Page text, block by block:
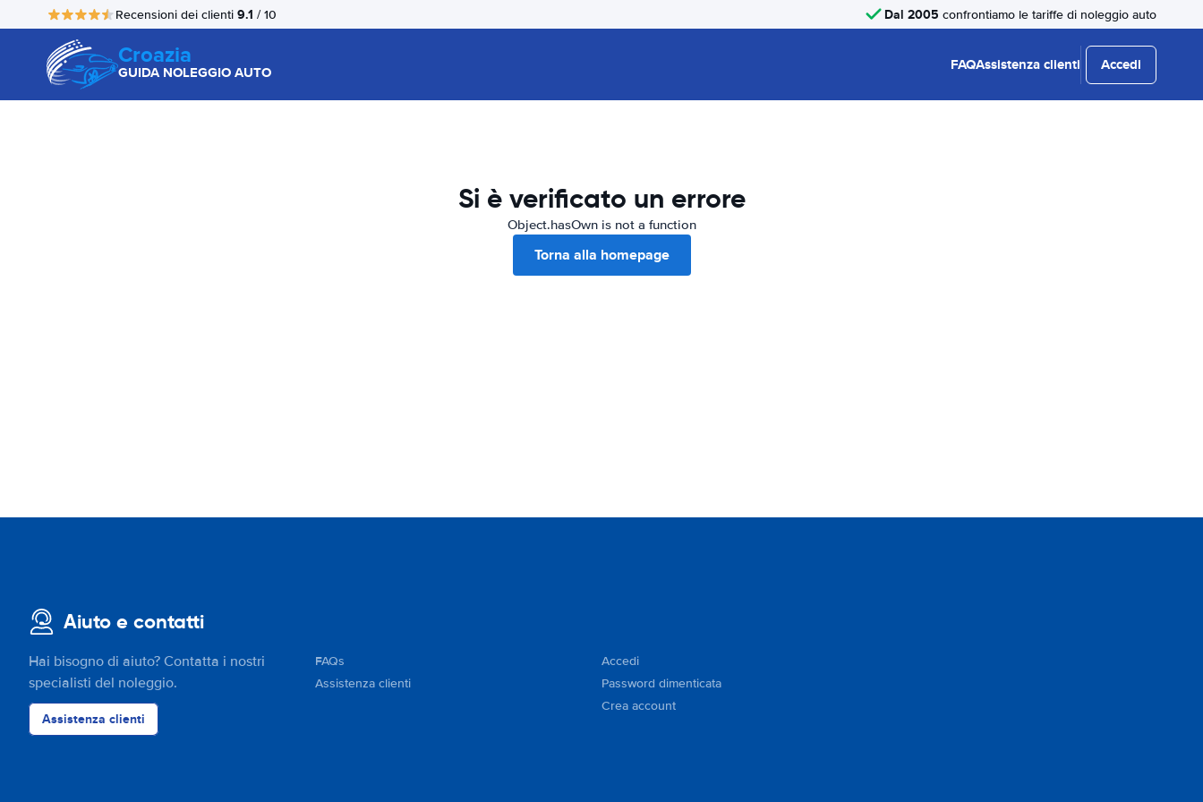
Recensioni dei clienti 9.1 / 10 Dal 2005 confrontiamo le tariffe di noleggio auto
Croazia
GUIDA NOLEGGIO AUTO FAQAssistenza clienti Accedi
Si è verificato un errore
Object.hasOwn is not a function
Torna alla homepage
Aiuto e contatti
Hai bisogno di aiuto? Contatta i nostri
specialisti del noleggio.
Assistenza clienti
FAQs
Assistenza clienti
Accedi
Password dimenticata
Crea account